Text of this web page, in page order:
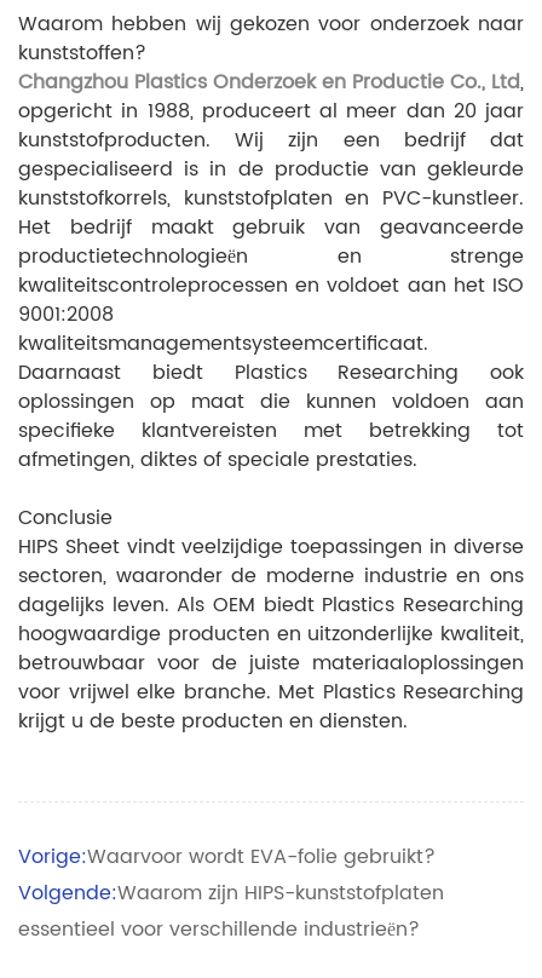
Waarom hebben wij gekozen voor onderzoek naar
kunststoffen?
Changzhou Plastics Onderzoek en Productie Co., Ltd,
opgericht in 1988, produceert al meer dan 20 jaar
kunststofproducten. Wij zijn een bedrijf dat
gespecialiseerd is in de productie van gekleurde
kunststofkorrels, kunststofplaten en PVC-kunstleer.
Het bedrijf maakt gebruik van geavanceerde
productietechnologieën en strenge
kwaliteitscontroleprocessen en voldoet aan het ISO
9001:2008
kwaliteitsmanagementsysteemcertificaat.
Daarnaast biedt Plastics Researching ook
oplossingen op maat die kunnen voldoen aan
specifieke klantvereisten met betrekking tot
afmetingen, diktes of speciale prestaties.
Conclusie
HIPS Sheet vindt veelzijdige toepassingen in diverse
sectoren, waaronder de moderne industrie en ons
dagelijks leven. Als OEM biedt Plastics Researching
hoogwaardige producten en uitzonderlijke kwaliteit,
betrouwbaar voor de juiste materiaaloplossingen
voor vrijwel elke branche. Met Plastics Researching
krijgt u de beste producten en diensten.
Vorige:Waarvoor wordt EVA-folie gebruikt?
Volgende:Waarom zijn HIPS-kunststofplaten
essentieel voor verschillende industrieën?